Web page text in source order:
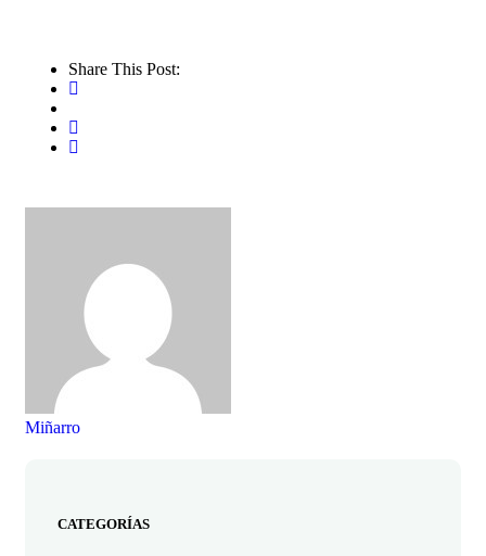
Share This Post:
Miñarro
CATEGORÍAS